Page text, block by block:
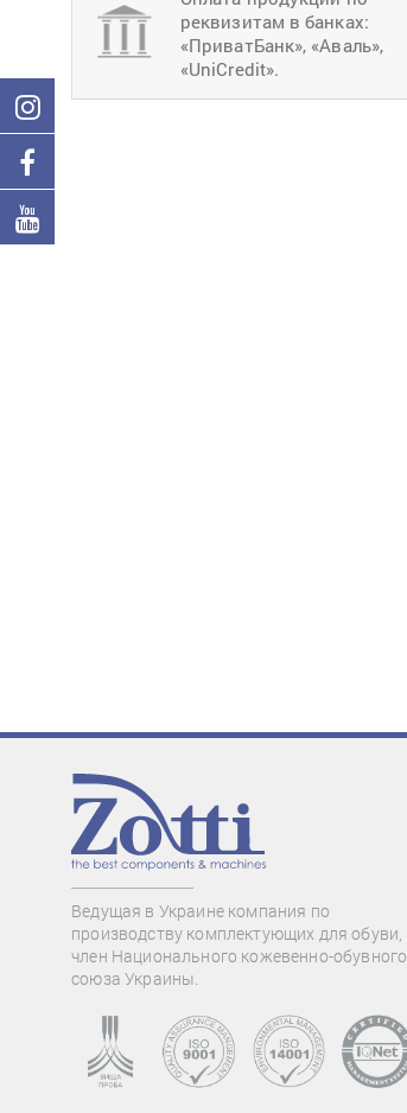
реквизитам в банках:
«ПриватБанк», «Аваль»,
«UniCredit».
Ведущая в Украине компания по
производству комплектующих для обуви,
член Национального кожевенно-обувного
союза Украины.